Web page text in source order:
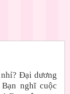
Đại dương
nghĩ cuộc